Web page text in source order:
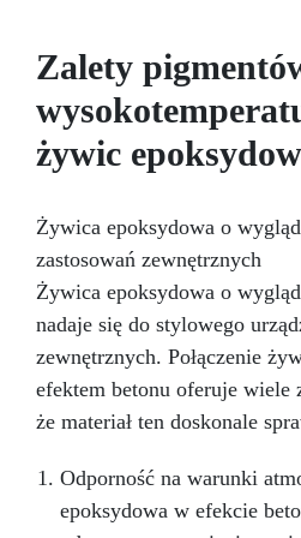
odlewania żywicy oraz
być stosowany na
powierzchni, włączając
nawet tekturę.
Dzięki
Spray" można w kilka
antyadhezyjną
kompozyty.
Produkt
aerozolu ułatwia
aplikowanie.
Kolor:
opakowania: 400 ml.
Spray" to niezastąpiony
projektanta i twórcy
epoksydowymi,
Zalety
żywic
Żywica epoksydowa o
zastosowań zewnętrznych
Żywica epoksydowa o
nadaje się do stylowego
zewnętrznych. Połączenie
efektem betonu oferuje wiele
że materiał ten doskonale
Odporność na warunki
epoksydowa w efekcie